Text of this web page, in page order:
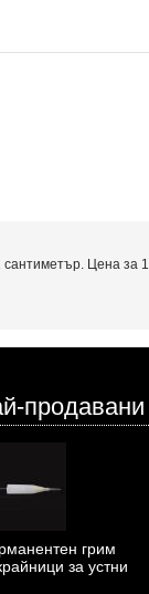
Цена за
продавани
грим
за устни